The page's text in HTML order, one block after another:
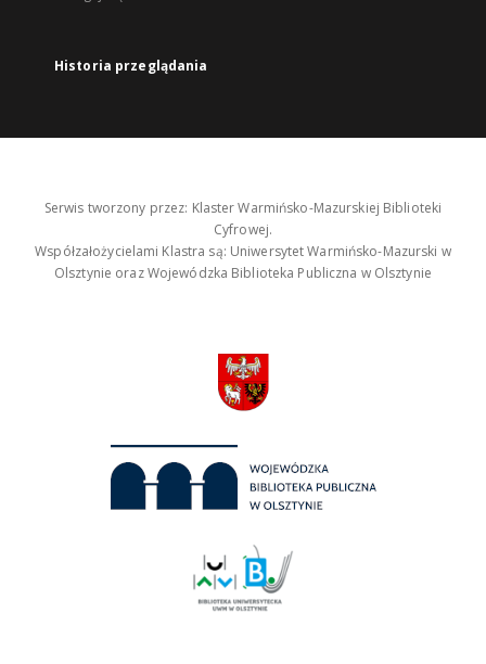
Historia przeglądania
Serwis tworzony przez: Klaster Warmińsko-Mazurskiej Biblioteki
Cyfrowej.
Współzałożycielami Klastra są: Uniwersytet Warmińsko-Mazurski w
Olsztynie oraz Wojewódzka Biblioteka Publiczna w Olsztynie